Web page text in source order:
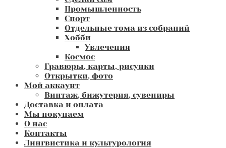
Промышленность
Спорт
Отдельные тома из собраний
Хобби
Увлечения
Космос
Гравюры, карты, рисунки
Открытки, фото
Мой аккаунт
Винтаж, бижутерия, сувениры
Доставка и оплата
Мы покупаем
О нас
Контакты
Лингвистика и культурология